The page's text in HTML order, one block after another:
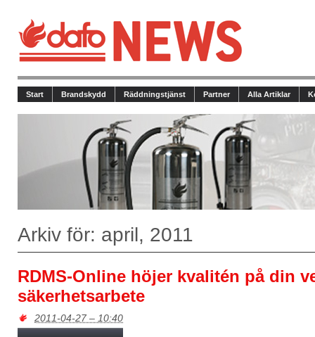
Start Brandskydd Räddningstjänst Partner Alla Artiklar
Arkiv för: april, 2011
RDMS-Online höjer kvalitén på din
säkerhetsarbete
2011-04-27 – 10:40